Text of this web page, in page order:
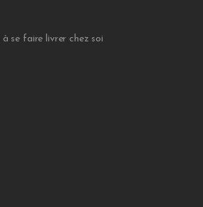
se faire livrer chez soi